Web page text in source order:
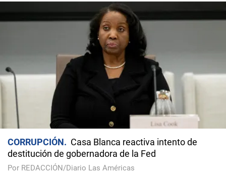
CORRUPCIÓN
Casa Blanca reactiva intento de
destitución de gobernadora de la Fed
Por REDACCIÓN/Diario Las Américas